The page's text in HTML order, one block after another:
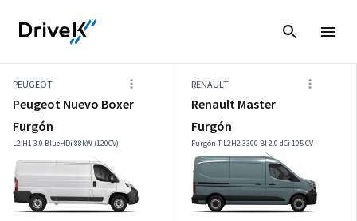
PEUGEOT
Peugeot Nuevo Boxer
Furgón
L2 H1 3.0 BlueHDi 88kW (120CV)
RENAULT
Renault Master
Furgón
Furgón T L2H2 3300 Bl 2.0 dCi 105 CV